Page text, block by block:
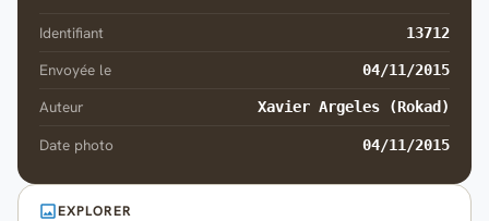
Identifiant 13712
Envoyée le 04/11/2015
Auteur Xavier Argeles (Rokad)
Date photo 04/11/2015
EXPLORER